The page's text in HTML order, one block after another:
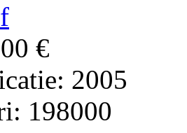
€
2005
198000